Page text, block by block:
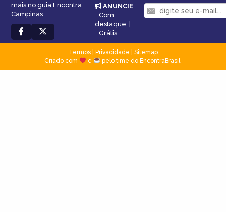
mais no guia Encontra
Campinas.
ANUNCIE:
Com
destaque |
Grátis
Termos| Privacidade
Sitemap
Criado com
e pelo time do EncontraBrasil